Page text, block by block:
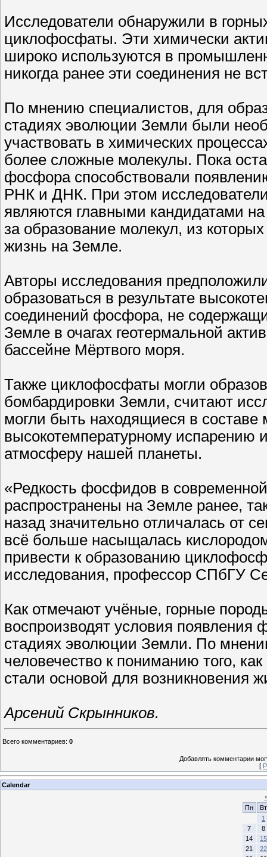
Исследователи обнаружили в
циклофосфаты. Эти химически
широко используются в
никогда ранее эти соединения не
По мнению специалистов, для
стадиях эволюции Земли были
участвовать в химических
более сложные молекулы. Пока
фосфора способствовали
РНК и ДНК. При этом
являются главными кандидатами на
за образование молекул, из
жизнь на Земле.
Авторы исследования
образоваться в результате
соединений фосфора, не
Земле в очагах геотермальной
бассейне Мёртвого моря.
Также циклофосфаты могли
бомбардировки Земли, считают
могли быть находящиеся в
высокотемпературному испарению
атмосферу нашей планеты.
«Редкость фосфидов в
распространены на Земле ранее,
назад значительно отличалась от
всё больше насыщалась
привести к образованию
исследования, профессор СПбГУ
Как отмечают учёные, горные
воспроизводят условия
стадиях эволюции Земли. По
человечество к пониманию того,
стали основой для возникновения
Арсений Скрынников.
Всего комментариев: 0
Добавлять комментарии
[
Calendar
Пн
Вт
1
7
8
14
15
21
22